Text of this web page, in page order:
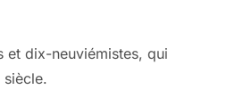
et dix-neuviémistes, qui
siècle.